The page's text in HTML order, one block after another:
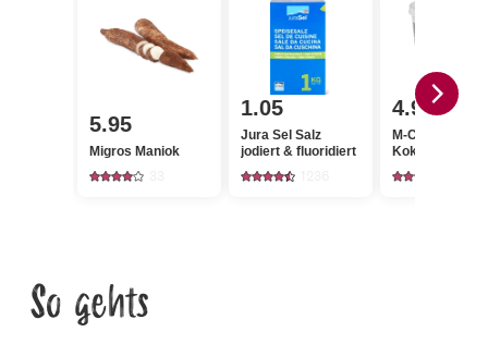
5.95
Migros Maniok
1.05
Jura Sel Salz
jodiert & fluoridiert
4.95
M-Classic
Kokosfett
So gehts